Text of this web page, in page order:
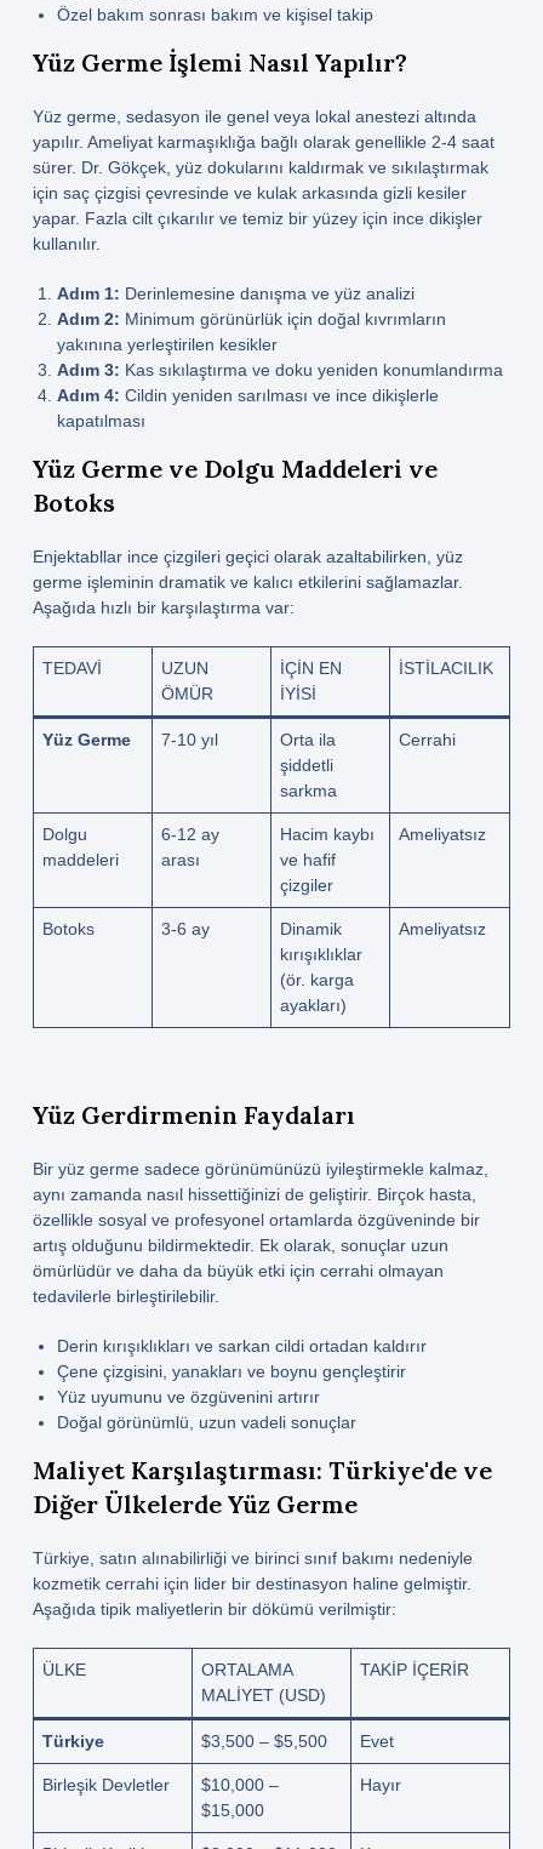
Özel bakım sonrası bakım ve kişisel takip
Yüz Germe İşlemi Nasıl Yapılır?
Yüz germe, sedasyon ile genel veya lokal anestezi altında
yapılır. Ameliyat karmaşıklığa bağlı olarak genellikle 2-4 saat
sürer. Dr. Gökçek, yüz dokularını kaldırmak ve sıkılaştırmak
için saç çizgisi çevresinde ve kulak arkasında gizli kesiler
yapar. Fazla cilt çıkarılır ve temiz bir yüzey için ince dikişler
kullanılır.
Adım 1: Derinlemesine danışma ve yüz analizi
Adım 2: Minimum görünürlük için doğal kıvrımların
yakınına yerleştirilen kesikler
Adım 3: Kas sıkılaştırma ve doku yeniden konumlandırma
Adım 4: Cildin yeniden sarılması ve ince dikişlerle
kapatılması
Yüz Germe ve Dolgu Maddeleri ve
Botoks
Enjektabllar ince çizgileri geçici olarak azaltabilirken, yüz
germe işleminin dramatik ve kalıcı etkilerini sağlamazlar.
Aşağıda hızlı bir karşılaştırma var:
TEDAVI
UZUN
ÖMÜR
İÇIN EN
IYISI
İSTILACILIK
Yüz Germe 7-10 yıl
Orta ila
şiddetli
sarkma
Cerrahi
Dolgu
maddeleri
6-12 ay
arası
Hacim kaybı
ve hafif
çizgiler
Ameliyatsız
Botoks 3-6 ay
Dinamik
kırışıklıklar
(ör. karga
ayakları)
Ameliyatsız
Yüz Gerdirmenin Faydaları
Bir yüz germe sadece görünümünüzü iyileştirmekle kalmaz,
aynı zamanda nasıl hissettiğinizi de geliştirir. Birçok hasta,
özellikle sosyal ve profesyonel ortamlarda özgüveninde bir
artış olduğunu bildirmektedir. Ek olarak, sonuçlar uzun
ömürlüdür ve daha da büyük etki için cerrahi olmayan
tedavilerle birleştirilebilir.
Derin kırışıklıkları ve sarkan cildi ortadan kaldırır
Çene çizgisini, yanakları ve boynu gençleştirir
Yüz uyumunu ve özgüvenini artırır
Doğal görünümlü, uzun vadeli sonuçlar
Maliyet Karşılaştırması: Türkiye'de ve
Diğer Ülkelerde Yüz Germe
Türkiye, satın alınabilirliği ve birinci sınıf bakımı nedeniyle
kozmetik cerrahi için lider bir destinasyon haline gelmiştir.
Aşağıda tipik maliyetlerin bir dökümü verilmiştir:
ÜLKE
ORTALAMA
MALIYET (USD)
TAKIP IÇERIR
Türkiye $3,500 – $5,500 Evet
Birleşik Devletler
$10,000 –
$15,000
Hayır